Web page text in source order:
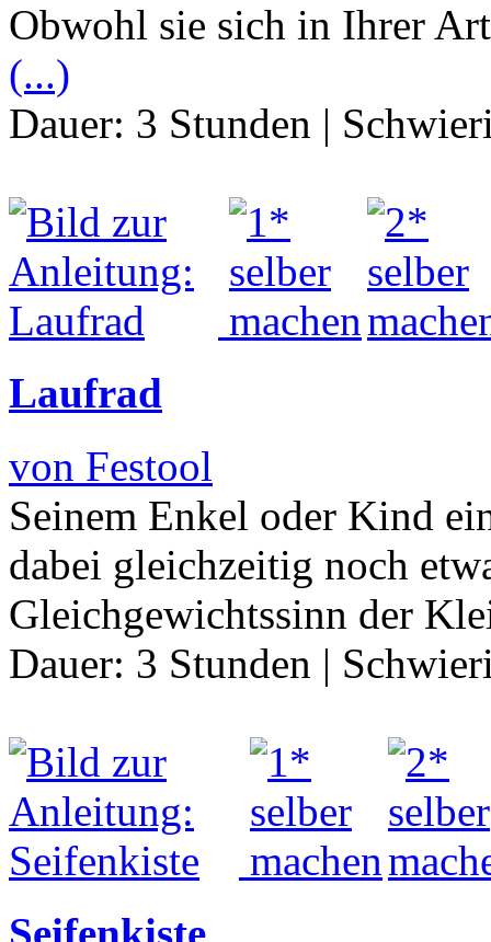
Obwohl sie sich in Ihrer
(...)
Dauer: 3 Stunden |
Laufrad
von Festool
Seinem Enkel oder Kind
dabei gleichzeitig noch
Gleichgewichtssinn der
Dauer: 3 Stunden |
Seifenkiste